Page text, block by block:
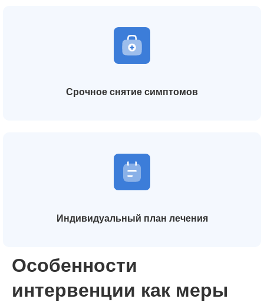
Срочное снятие симптомов
Индивидуальный план лечения
Особенности
интервенции как меры